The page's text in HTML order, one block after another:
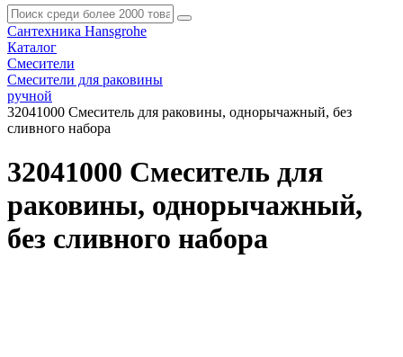
Сантехника Hansgrohe
Каталог
Смесители
Смесители для раковины
ручной
32041000 Смеситель для раковины, однорычажный, без
сливного набора
32041000 Смеситель для
раковины, однорычажный,
без сливного набора